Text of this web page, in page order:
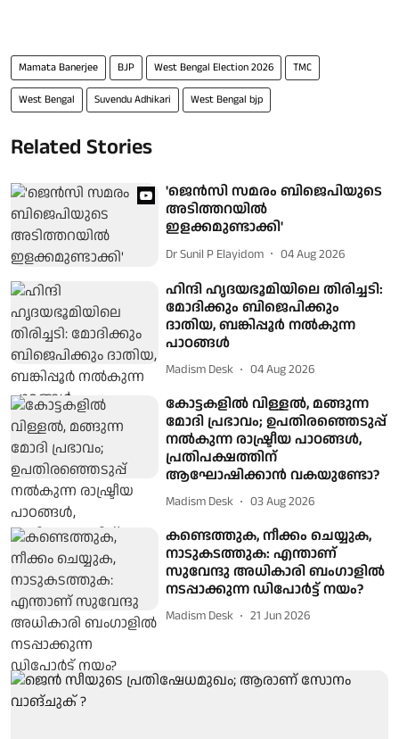
Mamata Banerjee BJP West Bengal Election 2026 TMC
West Bengal Suvendu Adhikari West Bengal bjp
Related Stories
'ജെന്‍സി സമരം ബിജെപിയുടെ
അടിത്തറയില്‍
ഇളക്കമുണ്ടാക്കി'
Dr Sunil P Elayidom 04 Aug 2026
ഹിന്ദി ഹൃദയഭൂമിയിലെ തിരിച്ചടി:
മോദിക്കും ബിജെപിക്കും
ദാതിയ, ബങ്കിപ്പൂര്‍ നല്‍കുന്ന
പാഠങ്ങള്‍
Madism Desk 04 Aug 2026
കോട്ടകളിൽ വിള്ളൽ, മങ്ങുന്ന
മോദി പ്രഭാവം; ഉപതിരഞ്ഞെടുപ്പ്
നൽകുന്ന രാഷ്ട്രീയ പാഠങ്ങൾ,
പ്രതിപക്ഷത്തിന്
ആഘോഷിക്കാൻ വകയുണ്ടോ?
Madism Desk 03 Aug 2026
കണ്ടെത്തുക, നീക്കം ചെയ്യുക,
നാടുകടത്തുക: എന്താണ്
സുവേന്ദു അധികാരി ബംഗാളില്‍
നടപ്പാക്കുന്ന ഡിപോര്‍ട്ട് നയം?
Madism Desk 21 Jun 2026